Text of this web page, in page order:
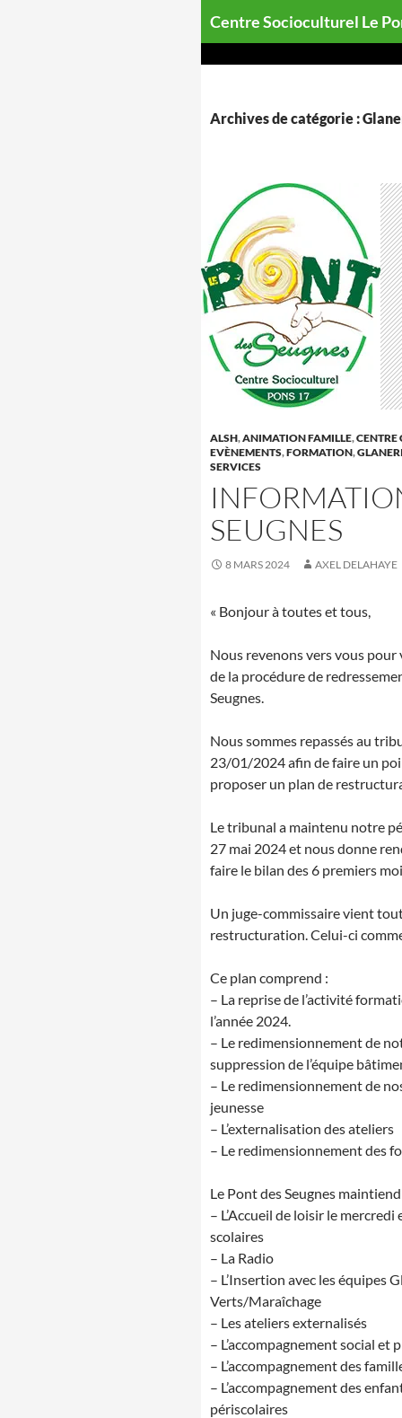
Centre Socioculturel Le
Archives de catégorie :
ALSH,ANIMATION FAMILLE,CENTRE
EVÈNEMENTS,FORMATION,
SERVICES
SEUGNES
8 MARS 2024 AXEL DELAHAYE
« Bonjour à toutes et tous,
Nous revenons vers vous
de la procédure de
Seugnes.
Nous sommes repassés au
23/01/2024 afin de faire un
proposer un plan de
Le tribunal a maintenu notre
27 mai 2024 et nous donne
faire le bilan des 6 premiers
Un juge-commissaire vient
restructuration. Celui-ci
Ce plan comprend :
– La reprise de l’activité
l’année 2024.
– Le redimensionnement de
suppression de l’équipe
– Le redimensionnement de
jeunesse
– L’externalisation des ateliers
– Le redimensionnement des
Le Pont des Seugnes
– L’Accueil de loisir le
scolaires
– La Radio
– L’Insertion avec les équipes
Verts/Maraîchage
– Les ateliers externalisés
– L’accompagnement social et
– L’accompagnement des
– L’accompagnement des
périscolaires